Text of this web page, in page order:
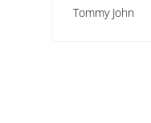
Tommy John